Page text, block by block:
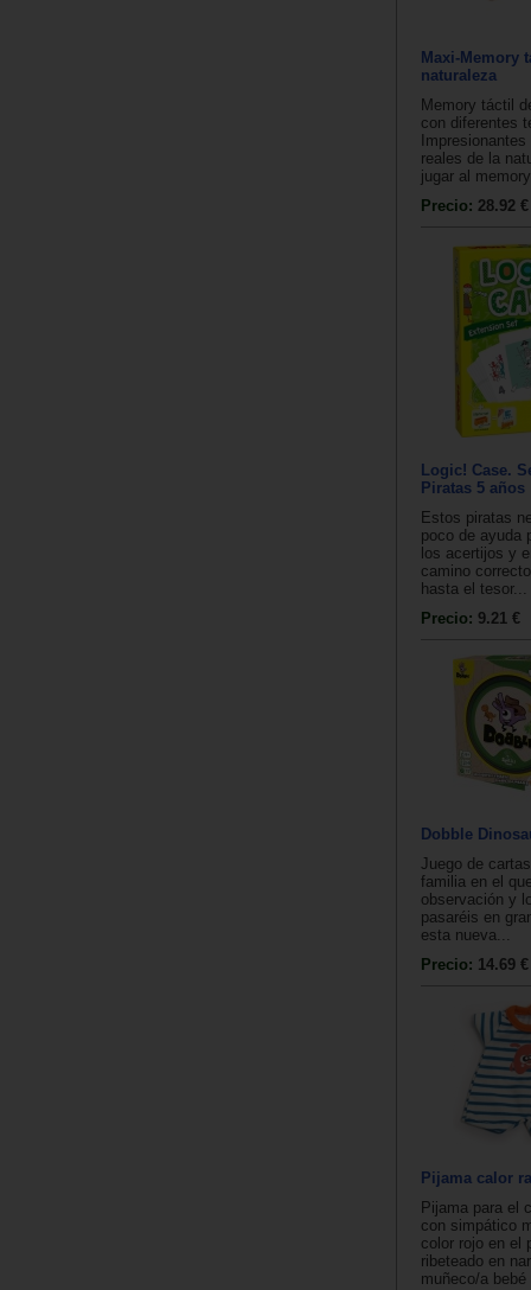
Maxi-Memory
naturaleza
Memory táctil
con diferentes
reales de la
jugar al
Precio: 28.92 €
Logic! Case.
Piratas 5 años
Estos piratas
poco de ayuda
los acertijos y
camino
hasta el tesor...
Precio: 9.21 €
Dobble
Juego de
familia en el
observación y
pasaréis en
esta nueva...
Precio: 14.69 €
Pijama calor
Pijama para el
con simpático
color rojo en el
ribeteado en
muñeco/a bebé